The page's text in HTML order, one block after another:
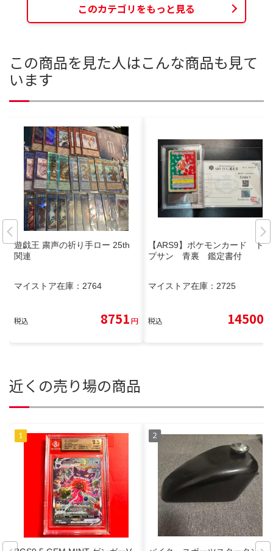
このカテゴリをもっと見る
この商品を見た人はこんな商品も見て
います
遊戯王 粛声の祈り手ロー 25th
関連
マイストア在庫： 2764
税込 8751円
【ARS9】ポケモンカード トッ
プサン 青裏 鑑定書付
マイストア在庫： 2725
税込 14500
近くの売り場の商品